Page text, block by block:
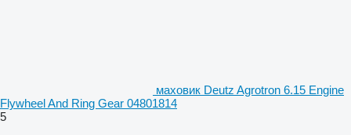
маховик Deutz Agrotron 6.15 Engine
Flywheel And Ring Gear 04801814
5